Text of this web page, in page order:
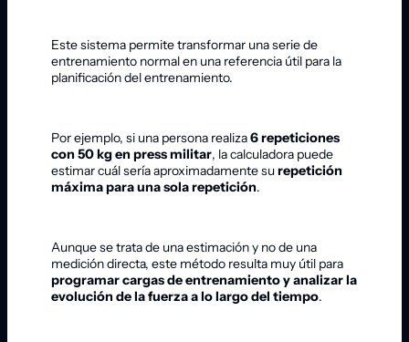
Este sistema permite transformar una serie de
entrenamiento normal en una referencia útil para la
planificación del entrenamiento.
Por ejemplo, si una persona realiza6 repeticiones
con 50 kg en press militar, la calculadora puede
estimar cuál sería aproximadamente surepetición
máxima para una sola repetición.
Aunque se trata de una estimación y no de una
medición directa, este método resulta muy útil para
programar cargas de entrenamiento y analizar la
evolución de la fuerza a lo largo del tiempo.